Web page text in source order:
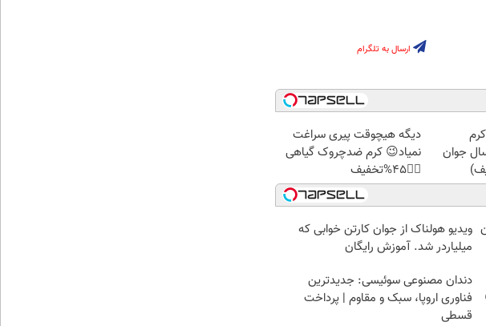
ارسال به تلگرام
کرم
جلبک10سال جوان
دیگه هیچوقت پیری سراغت
نمیاد😉 کرم ضدچروک گیاهی
👈🏻45%تخفیف
ویدیو هولناک از جوان کارتن خوابی که
میلیاردر شد. آموزش رایگان
دندان مصنوعی سوئیسی: جدیدترین
فناوری اروپا، سبک و مقاوم | پرداخت
قسطی